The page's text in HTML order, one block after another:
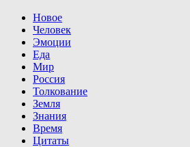
Новое
Человек
Эмоции
Еда
Мир
Россия
Толкование
Земля
Знания
Время
Цитаты